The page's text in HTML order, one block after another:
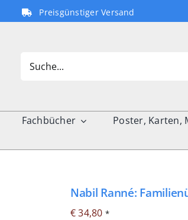
Preisgünstiger Versand
Fachbücher Poster, Karten,
Nabil Ranné:
€34,80 *